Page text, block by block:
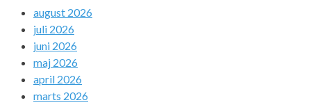
august 2026
juli 2026
juni 2026
maj 2026
april 2026
marts 2026